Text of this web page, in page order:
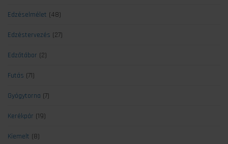
Edzéselmélet (48)
Edzéstervezés (27)
Edzőtábor (2)
Futás (71)
Gyógytorna (7)
Kerékpár (19)
Kiemelt (8)